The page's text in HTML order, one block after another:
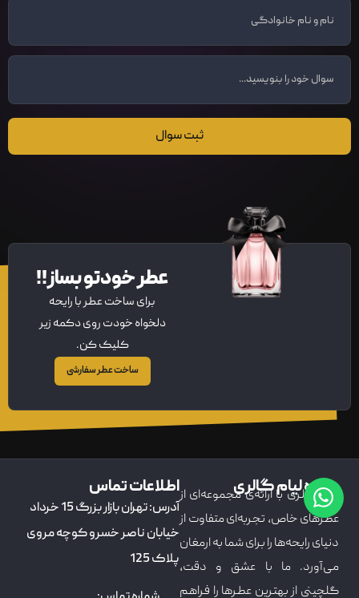
ثبت سوال
عطر خودتو بساز!!
برای ساخت عطر با رایحه
دلخواه خودت روی دکمه زیر
کلیک کن.
ساخت عطر سفارشی
درباره لیام گالری
لیام گالری با ارائه‌ی مجموعه‌ای از
عطرهای خاص، تجربه‌ای متفاوت از
دنیای رایحه‌ها را برای شما به ارمغان
می‌آورد. ما با عشق و دقت،
گلچینی از بهترین عطرها را فراهم
اطلاعات تماس
آدرس: تهران بازار بزرگ 15 خرداد
خیابان ناصر خسرو کوچه مروی
پلاک 125